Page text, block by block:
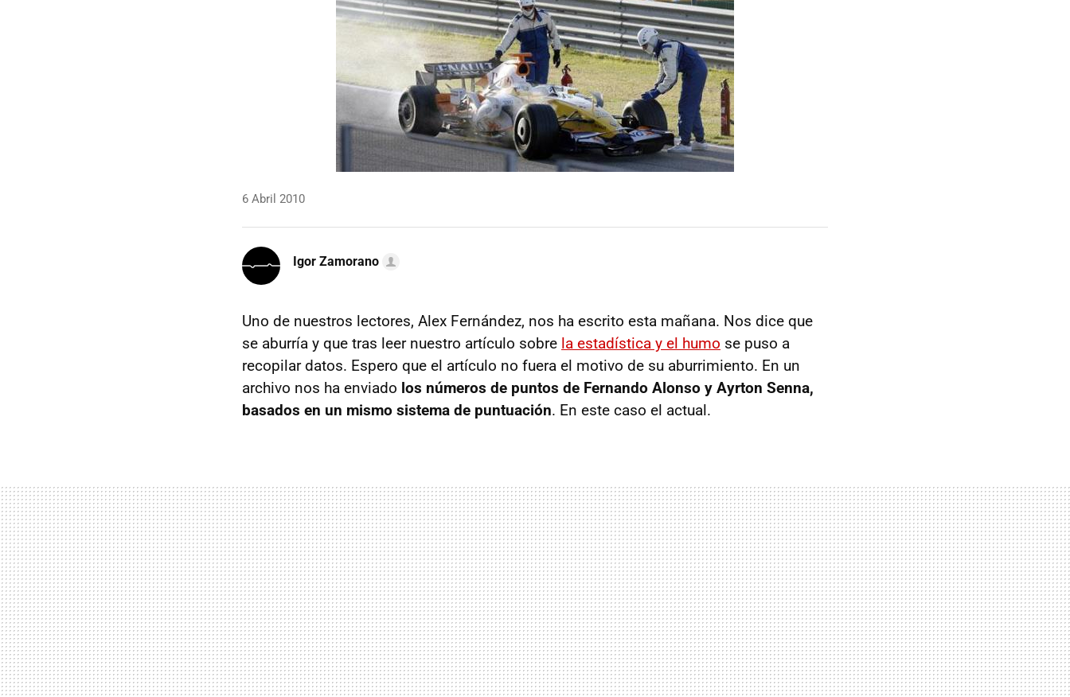
6 Abril 2010
Igor Zamorano
Uno de nuestros lectores, Alex Fernández, nos ha escrito esta mañana. Nos dice que
se aburría y que tras leer nuestro artículo sobre la estadística y el humo se puso a
recopilar datos. Espero que el artículo no fuera el motivo de su aburrimiento. En un
archivo nos ha enviado los números de puntos de Fernando Alonso y Ayrton Senna,
basados en un mismo sistema de puntuación. En este caso el actual.